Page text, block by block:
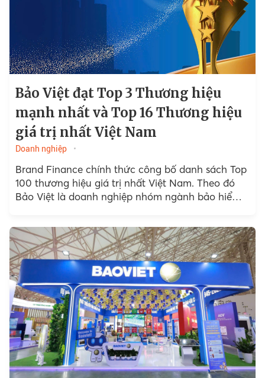
Bảo Việt đạt Top 3 Thương hiệu
mạnh nhất và Top 16 Thương hiệu
giá trị nhất Việt Nam
Doanh nghiệp
Brand Finance chính thức công bố danh sách Top
100 thương hiệu giá trị nhất Việt Nam. Theo đó
Bảo Việt là doanh nghiệp nhóm ngành bảo hiểm